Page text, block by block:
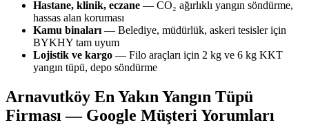
Hastane, klinik, eczane — CO₂ ağırlıklı yangın söndürme,
hassas alan koruması
Kamu binaları — Belediye, müdürlük, askeri tesisler için
BYKHY tam uyum
Lojistik ve kargo — Filo araçları için 2 kg ve 6 kg KKT
yangın tüpü, depo söndürme
Arnavutköy En Yakın Yangın Tüpü
Firması — Google Müşteri Yorumları